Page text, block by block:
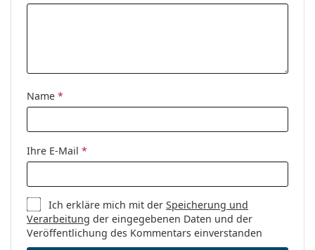
Name *
Ihre E-Mail *
Ich erkläre mich mit derSpeicherung und
Verarbeitung der eingegebenen Daten und der
Veröffentlichung des Kommentars einverstanden